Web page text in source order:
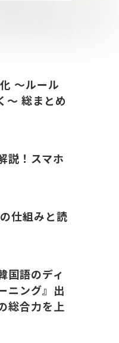
〜ルール
〜 総まとめ
説！スマホ
仕組みと読
国語のディ
ニング』出
総合力を上